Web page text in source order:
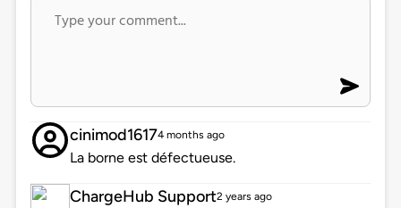
cinimod16174 months ago
La borne est défectueuse.
ChargeHub Support2 years ago